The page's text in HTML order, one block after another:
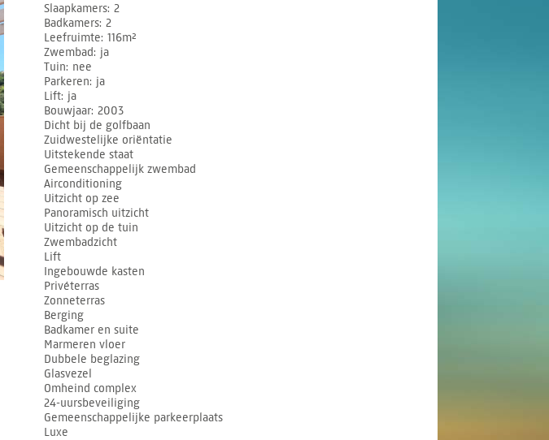
Slaapkamers 2
Badkamers 2
Leefruimte 116m²
Zwembad
ja
Tuin nee
Parkeren ja
Lift ja
Bouwjaar 2003
Dicht bij de golfbaan
Zuidwestelijke oriëntatie
Uitstekende staat
Gemeenschappelijk zwembad
Airconditioning
Uitzicht op zee
Panoramisch uitzicht
Uitzicht op de tuin
Zwembadzicht
Lift
Ingebouwde kasten
Privéterras
Zonneterras
Berging
Badkamer en suite
Marmeren vloer
Dubbele beglazing
Glasvezel
Omheind complex
24-uursbeveiliging
Gemeenschappelijke parkeerplaats
Luxe